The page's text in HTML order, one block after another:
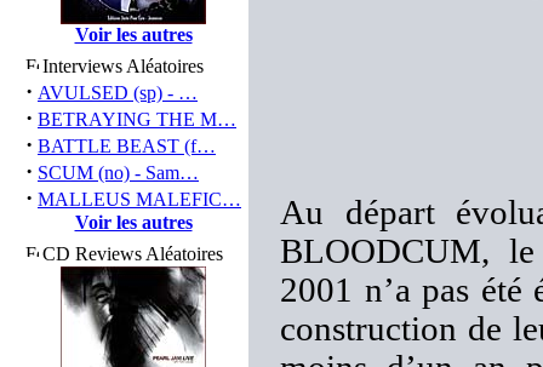
Voir les autres
Interviews Aléatoires
· AVULSED (sp) - …
· BETRAYING THE M…
· BATTLE BEAST (f…
· SCUM (no) - Sam…
· MALLEUS MALEFIC…
Voir les autres
CD Reviews Aléatoires
Au départ
BLOODCUM,
2001 n’a pas
construction de